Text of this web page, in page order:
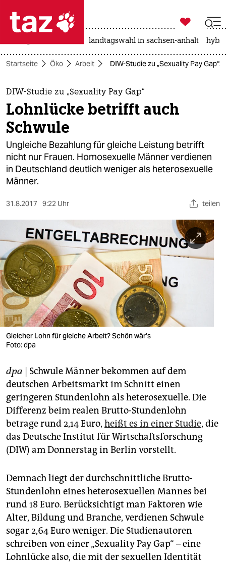
 taz zahl ich
taz zahl ich
themen
politik
öko
gesellschaft
kultur
sport
berlin
nord
wahrheit
verlag
verlag
veranstaltungen
fragen & hilfe
unterstützen
abo
genossenschaft
epaper login

taz zahl ich
landtagswahl in sachsen-anhalt
Startseite Öko Arbeit DIW-Studie zu „Sexuality Pay
DIW-Studie zu „Sexuality Pay Gap“
Lohnlücke betrifft auch
Schwule
Ungleiche Bezahlung für gleiche Leistung betrifft
nicht nur Frauen. Homosexuelle Männer verdienen
in Deutschland deutlich weniger als heterosexuelle
Männer.
31.8.2017 9:22 Uhr teilen
Gleicher Lohn für gleiche Arbeit? Schön wär’s
Foto: dpa
dpa | Schwule Männer bekommen auf dem
deutschen Arbeitsmarkt im Schnitt einen
geringeren Stundenlohn als heterosexuelle. Die
Differenz beim realen Brutto-Stundenlohn
betrage rund 2,14 Euro, heißt es in einer Studie, die
das Deutsche Institut für Wirtschaftsforschung
(DIW) am Donnerstag in Berlin vorstellt.
Demnach liegt der durchschnittliche Brutto-
Stundenlohn eines heterosexuellen Mannes bei
rund 18 Euro. Berücksichtigt man Faktoren wie
Alter, Bildung und Branche, verdienen Schwule
sogar 2,64 Euro weniger. Die Studienautoren
schreiben von einer „Sexuality Pay Gap“ – eine
Lohnlücke also, die mit der sexuellen Identität